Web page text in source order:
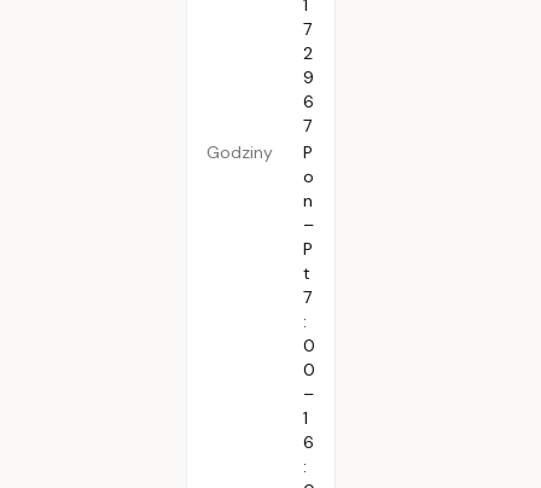
1
7
2
9
6
7
Godziny
P
o
n
–
P
t
7
:
0
0
–
1
6
: